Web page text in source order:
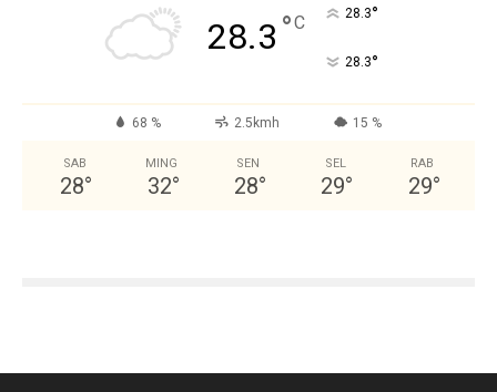
28.3 °C 28.3°
28.3°
68 % 2.5kmh 15 %
SAB
28°
MING
32°
SEN
28°
SEL
29°
RAB
29°